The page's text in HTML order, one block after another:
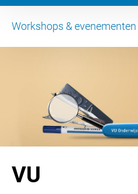
Workshops & evenementen
VU